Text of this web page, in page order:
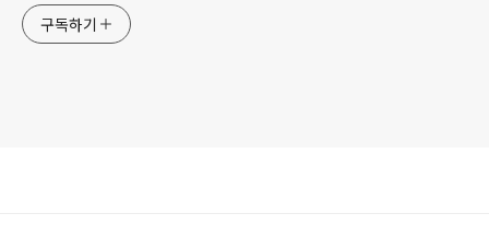
구독하기